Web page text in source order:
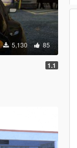
5,130 85
1.1